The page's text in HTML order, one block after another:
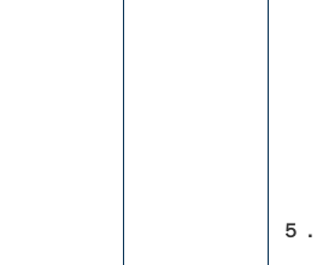
５